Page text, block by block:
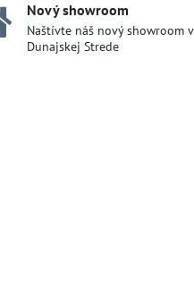
Nový showroom
Naštívte náš nový showroom v
Dunajskej Strede